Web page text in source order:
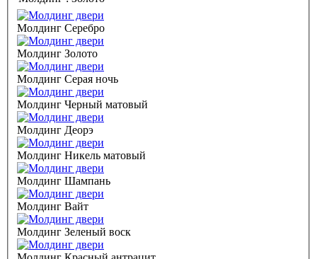
Молдинг Серебро
Молдинг Золото
Молдинг Серая ночь
Молдинг Черный матовый
Молдинг Деорэ
Молдинг Никель матовый
Молдинг Шампань
Молдинг Вайт
Молдинг Зеленый воск